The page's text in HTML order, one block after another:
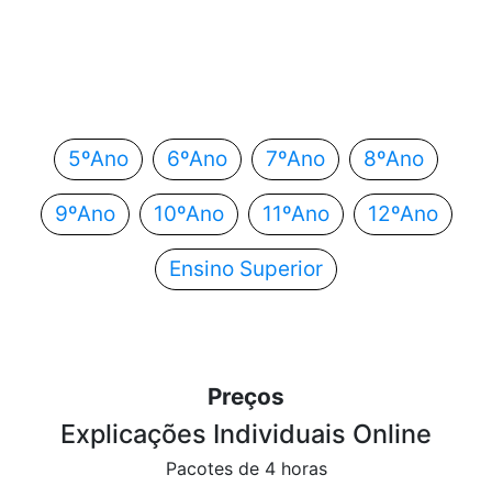
5ºAno 6ºAno 7ºAno 8ºAno
9ºAno 10ºAno 11ºAno 12ºAno
Ensino Superior
Preços
Explicações Individuais Online
Pacotes de 4 horas